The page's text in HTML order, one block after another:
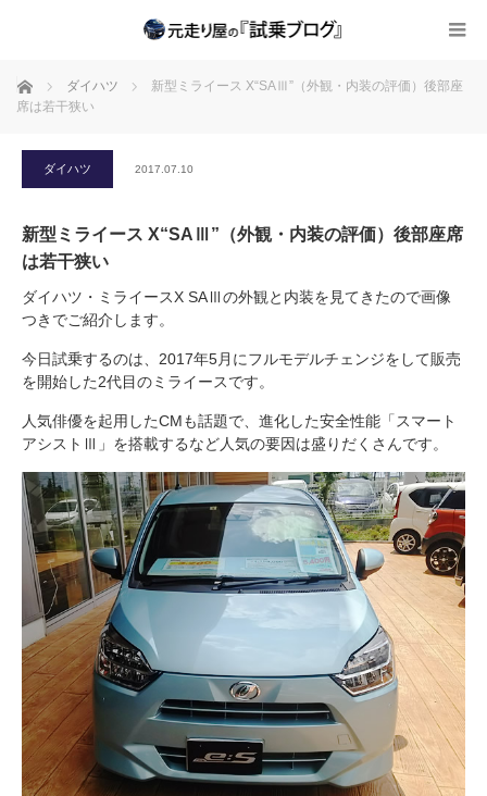
ホーム ダイハツ
新型ミライース X“SAⅢ”（外観・内装の評価）後部座
席は若干狭い
ダイハツ 2017.07.10
新型ミライース X“SAⅢ”（外観・内装の評価）後部座席
は若干狭い
ダイハツ・ミライースX SAⅢの外観と内装を見てきたので画像
つきでご紹介します。
今日試乗するのは、2017年5月にフルモデルチェンジをして販売
を開始した2代目のミライースです。
人気俳優を起用したCMも話題で、進化した安全性能「スマート
アシストⅢ」を搭載するなど人気の要因は盛りだくさんです。